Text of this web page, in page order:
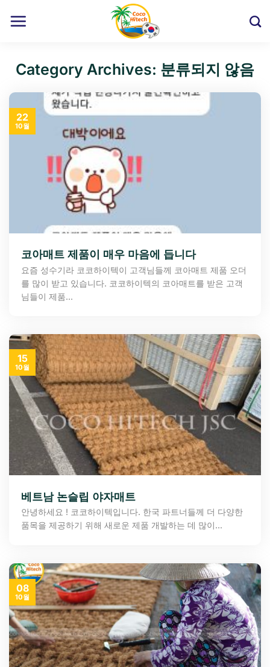
Category Archives: 분류되지 않음
코아매트 제품이 매우 마음에 듭니다
요즘 성수기라 코코하이텍이 고객님들께 코아매트 제품 오더
를 많이 받고 있습니다. 코코하이텍의 코아매트를 받은 고객
님들이 제품...
22
10월
베트남 논슬립 야자매트
안녕하세요 ! 코코하이텍입니다. 한국 파트너들께 더 다양한
품목을 제공하기 위해 새로운 제품 개발하는 데 많이...
15
10월
08
10월